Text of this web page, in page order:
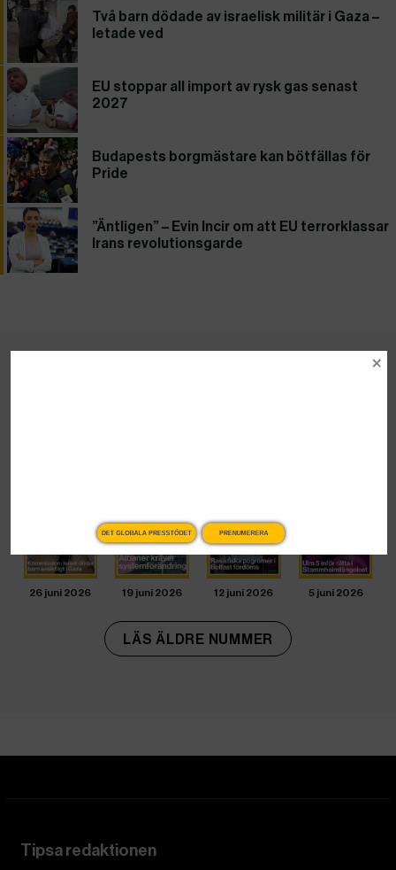
Två barn dödade av israelisk militär i Gaza –
letade ved
EU stoppar all import av rysk gas senast
2027
Budapests borgmästare kan bötfällas för
Pride
”Äntligen” – Evin Incir om att EU terrorklassar
Irans revolutionsgarde
26 juni 2026 19 juni 2026 12 juni 2026 5 juni 2026
LÄS ÄLDRE NUMMER
Tipsa redaktionen
DET GLOBALA PRESSTÖDET PRENUMERERA